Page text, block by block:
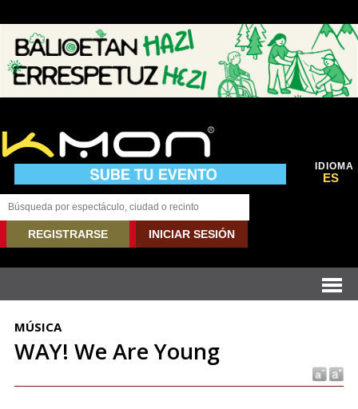
IDIOMA
ES
REGISTRARSE INICIAR SESIÓN
MÚSICA
WAY! We Are Young